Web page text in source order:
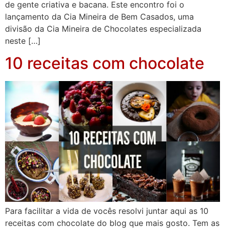
de gente criativa e bacana. Este encontro foi o
lançamento da Cia Mineira de Bem Casados, uma
divisão da Cia Mineira de Chocolates especializada
neste […]
10 receitas com chocolate
Para facilitar a vida de vocês resolvi juntar aqui as 10
receitas com chocolate do blog que mais gosto. Tem as